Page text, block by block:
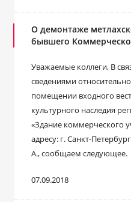
О демонтаже
бывшего
Уважаемые коллеги, В
сведениями
помещении входного
культурного наследия
«Здание коммерческого
адресу: г. Санкт-
А., сообщаем следующее.
07.09.2018